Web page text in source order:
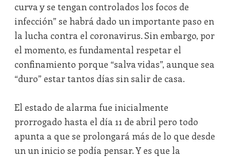
curva y se tengan controlados los focos de
infección” se habrá dado un importante paso en
la lucha contra el coronavirus. Sin embargo, por
el momento, es fundamental respetar el
confinamiento porque “salva vidas”, aunque sea
“duro” estar tantos días sin salir de casa.
El estado de alarma fue inicialmente
prorrogado hasta el día 11 de abril pero todo
apunta a que se prolongará más de lo que desde
un un inicio se podía pensar. Y es que la